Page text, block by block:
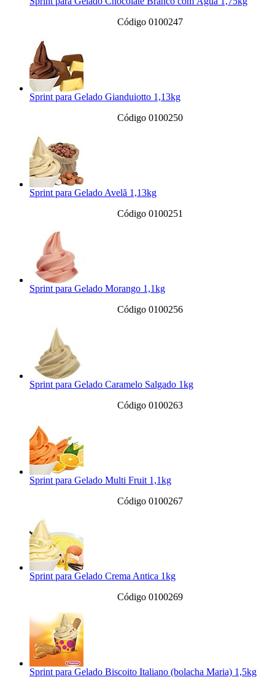
Código 0100247
Sprint para Gelado Gianduiotto 1,13kg
Código 0100250
Sprint para Gelado Avelã 1,13kg
Código 0100251
Sprint para Gelado Morango 1,1kg
Código 0100256
Sprint para Gelado Caramelo Salgado 1kg
Código 0100263
Sprint para Gelado Multi Fruit 1,1kg
Código 0100267
Sprint para Gelado Crema Antica 1kg
Código 0100269
Sprint para Gelado Biscoito Italiano (bolacha Maria) 1,5kg